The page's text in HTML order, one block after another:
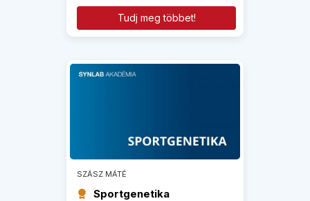
Tudj meg többet!
SZÁSZ MÁTÉ
Sportgenetika